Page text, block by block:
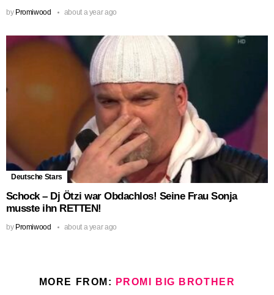
by Promiwood about a year ago
Deutsche Stars
Schock – Dj Ötzi war Obdachlos! Seine Frau Sonja
musste ihn RETTEN!
by Promiwood about a year ago
MORE FROM: PROMI BIG BROTHER